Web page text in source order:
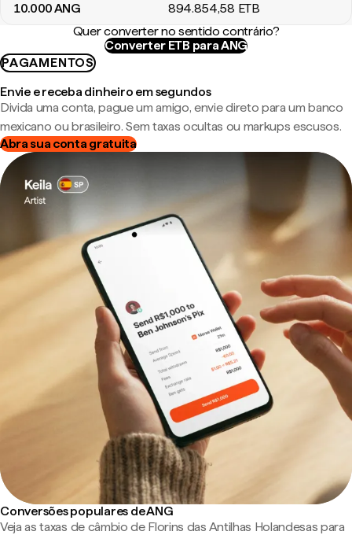
10.000ANG 894.854,58 ETB
Quer converter no sentido contrário?
Converter ETB para ANG
PAGAMENTOS
Envie e receba dinheiro em segundos
Divida uma conta, pague um amigo, envie direto para um banco
mexicano ou brasileiro. Sem taxas ocultas ou markups escusos.
Abra sua conta gratuita
Conversões populares de ANG
Veja as taxas de câmbio de Florins das Antilhas Holandesas para